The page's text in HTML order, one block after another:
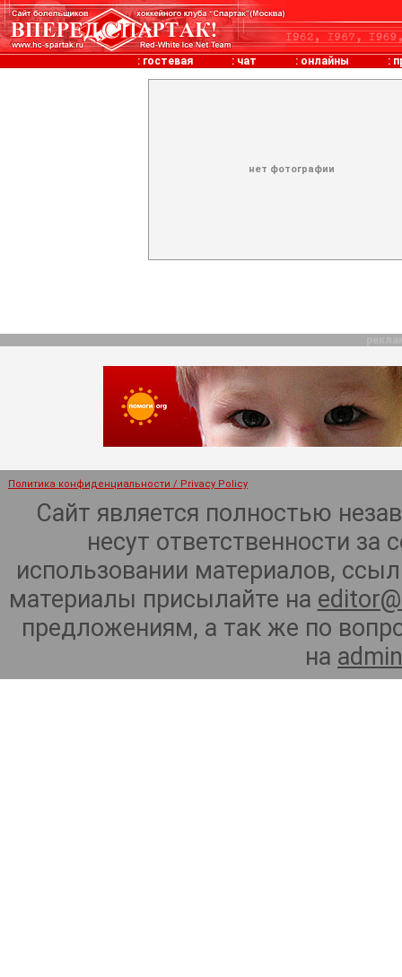
: гостевая : чат : онлайны :
нет фотографии
Политика конфиденциальности / Privacy Policy
Сайт является полностью
несут ответственности
использовании материалов,
материалы присылайте на
предложениям, а так же по
на